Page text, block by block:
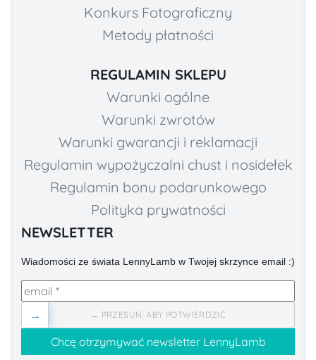
Konkurs Fotograficzny
Metody płatności
REGULAMIN SKLEPU
Warunki ogólne
Warunki zwrotów
Warunki gwarancji i reklamacji
Regulamin wypożyczalni chust i nosidełek
Regulamin bonu podarunkowego
Polityka prywatności
NEWSLETTER
Wiadomości ze świata LennyLamb w Twojej skrzynce email :)
→ PRZESUŃ, ABY POTWIERDZIĆ
→